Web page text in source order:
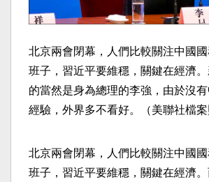
北京兩會閉幕，人們比較關注中國
班子，習近平要維穩，關鍵在經濟
的當然是身為總理的李強，由於沒
經驗，外界多不看好。（美聯社檔案
北京兩會閉幕，人們比較關注中國
班子，習近平要維穩，關鍵在經濟